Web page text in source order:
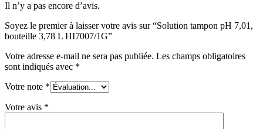
Il n’y a pas encore d’avis.
Soyez le premier à laisser votre avis sur “Solution tampon pH 7,01,
bouteille 3,78 L HI7007/1G”
Votre adresse e-mail ne sera pas publiée. Les champs obligatoires
sont indiqués avec *
Votre note *
Votre avis *